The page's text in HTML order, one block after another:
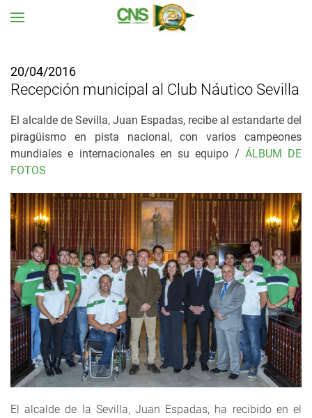
20/04/2016
Recepción municipal al Club Náutico Sevilla
El alcalde de Sevilla, Juan Espadas, recibe al estandarte del
piragüismo en pista nacional, con varios campeones
mundiales e internacionales en su equipo / ÁLBUM DE
FOTOS
El alcalde de la Sevilla, Juan Espadas, ha recibido en el